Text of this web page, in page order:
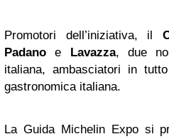
Promotori dell’iniziativa, il
Padano e Lavazza, due
italiana, ambasciatori in
gastronomica italiana.
La Guida Michelin Expo si